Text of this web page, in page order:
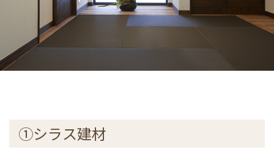
①シラス建材